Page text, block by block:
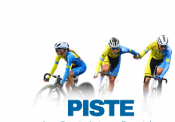
CYCLISM